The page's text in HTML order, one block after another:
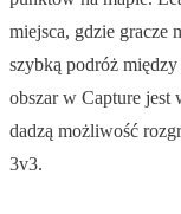
miejsca, gdzie gracze
szybką podróż
obszar w Capture
dadzą możliwość
3v3.